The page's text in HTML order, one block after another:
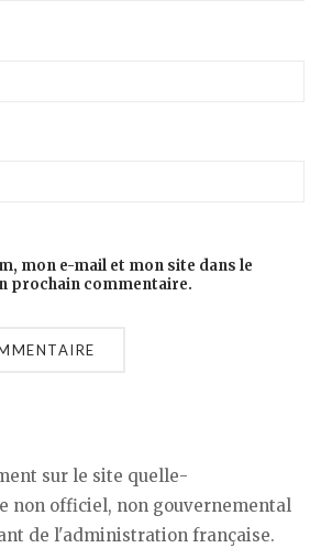
mon e-mail et mon site dans le
prochain commentaire.
sur le site quelle-
non officiel, non gouvernemental
de l'administration française.